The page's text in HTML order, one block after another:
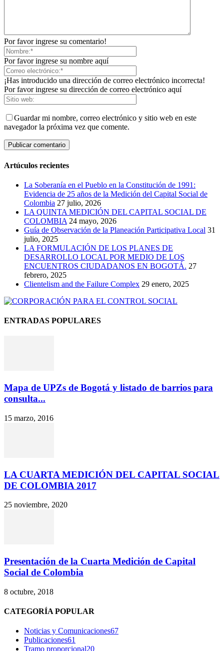
Por favor ingrese su comentario!
Por favor ingrese su nombre aquí
¡Has introducido una dirección de correo electrónico incorrecta!
Por favor ingrese su dirección de correo electrónico aquí
Guardar mi nombre, correo electrónico y sitio web en este
navegador la próxima vez que comente.
Artúculos recientes
La Soberanía en el Pueblo en la Constitución de 1991:
Evidencia de 25 años de la Medición del Capital Social de
Colombia 27 julio, 2026
LA QUINTA MEDICIÓN DEL CAPITAL SOCIAL DE
COLOMBIA 24 mayo, 2026
Guía de Observación de la Planeación Participativa Local 31
julio, 2025
LA FORMULACIÓN DE LOS PLANES DE
DESARROLLO LOCAL POR MEDIO DE LOS
ENCUENTROS CIUDADANOS EN BOGOTÁ. 27
febrero, 2025
Clientelism and the Failure Complex 29 enero, 2025
ENTRADAS POPULARES
Mapa de UPZs de Bogotá y listado de barrios para
consulta...
15 marzo, 2016
LA CUARTA MEDICIÓN DEL CAPITAL SOCIAL
DE COLOMBIA 2017
25 noviembre, 2020
Presentación de la Cuarta Medición de Capital
Social de Colombia
8 octubre, 2018
CATEGORÍA POPULAR
Noticias y Comunicaciones67
Publicaciones61
Tramo proporcional20